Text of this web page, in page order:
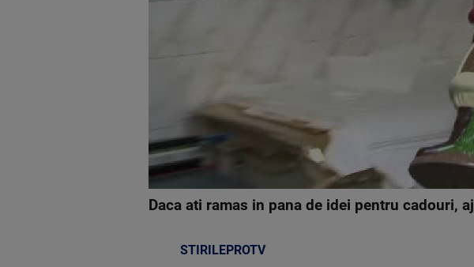
Daca ati ramas in pana de idei pentru cadouri,
STIRILEPROTV